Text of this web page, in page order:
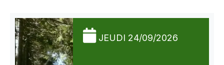
JEUDI 24/09/2026